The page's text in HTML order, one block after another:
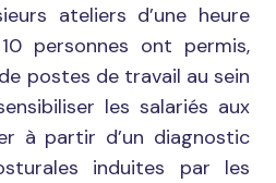
ateliers d’une heure
personnes ont permis,
postes de travail au sein
les salariés aux
à partir d’un diagnostic
induites par les